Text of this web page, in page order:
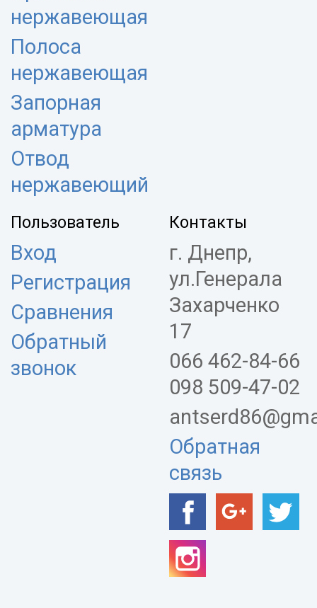
нержавеющая
Полоса
нержавеющая
Запорная
арматура
Отвод
нержавеющий
Пользователь
Вход
Регистрация
Сравнения
Обратный
звонок
Контакты
г. Днепр,
ул.Генерала
Захарченко
17
066 462-84-66
098 509-47-02
Обратная
связь